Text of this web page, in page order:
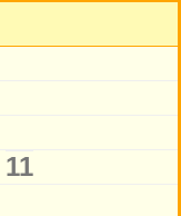
11